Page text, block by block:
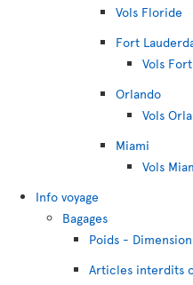
Vols Floride
Fort
Vols
Orlando
Vols
Miami
Vols
Info voyage
Bagages
Poids -
Articles interdits